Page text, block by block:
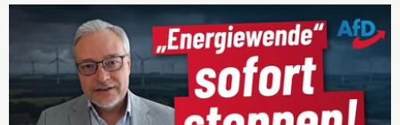
Channel description
🖥 YouTube Kanäle:
https://www.youtube.com/channel/UCflu...